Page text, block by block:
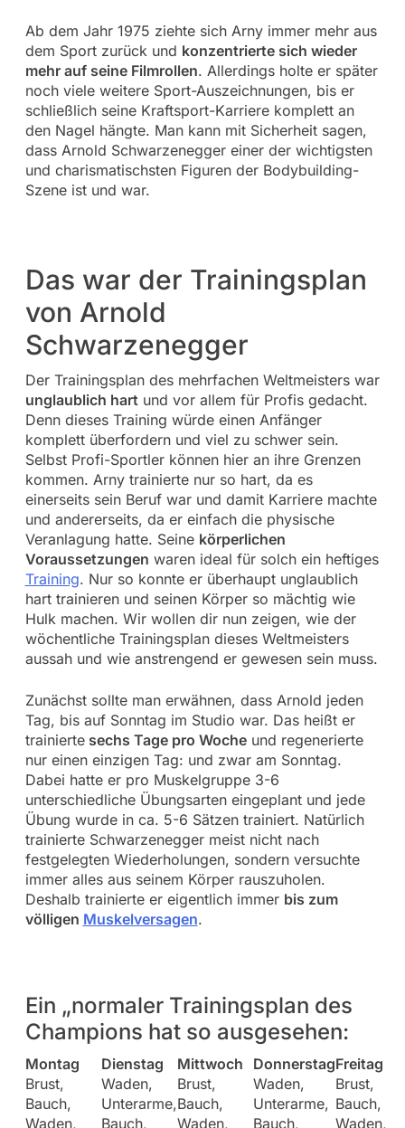
Ab dem Jahr 1975 ziehte sich Arny immer mehr aus
dem Sport zurück und konzentrierte sich wieder
mehr auf seine Filmrollen. Allerdings holte er später
noch viele weitere Sport-Auszeichnungen, bis er
schließlich seine Kraftsport-Karriere komplett an
den Nagel hängte. Man kann mit Sicherheit sagen,
dass Arnold Schwarzenegger einer der wichtigsten
und charismatischsten Figuren der Bodybuilding-
Szene ist und war.
Das war der Trainingsplan
von Arnold
Schwarzenegger
Der Trainingsplan des mehrfachen Weltmeisters war
unglaublich hartund vor allem für Profis gedacht.
Denn dieses Training würde einen Anfänger
komplett überfordern und viel zu schwer sein.
Selbst Profi-Sportler können hier an ihre Grenzen
kommen. Arny trainierte nur so hart, da es
einerseits sein Beruf war und damit Karriere machte
und andererseits, da er einfach die physische
Veranlagung hatte. Seine körperlichen
Voraussetzungen waren ideal für solch ein heftiges
Training. Nur so konnte er überhaupt unglaublich
hart trainieren und seinen Körper so mächtig wie
Hulk machen. Wir wollen dir nun zeigen, wie der
wöchentliche Trainingsplan dieses Weltmeisters
aussah und wie anstrengend er gewesen sein muss.
Zunächst sollte man erwähnen, dass Arnold jeden
Tag, bis auf Sonntag im Studio war. Das heißt er
trainiertesechs Tage pro Wocheund regenerierte
nur einen einzigen Tag: und zwar am Sonntag.
Dabei hatte er pro Muskelgruppe 3-6
unterschiedliche Übungsarten eingeplant und jede
Übung wurde in ca. 5-6 Sätzen trainiert. Natürlich
trainierte Schwarzenegger meist nicht nach
festgelegten Wiederholungen, sondern versuchte
immer alles aus seinem Körper rauszuholen.
Deshalb trainierte er eigentlich immer bis zum
völligen Muskelversagen.
Ein „normaler Trainingsplan des
Champions hat so ausgesehen:
Montag Dienstag Mittwoch DonnerstagFreitag
Brust,
Bauch,
Waden,
Waden,
Unterarme,
Bauch,
Brust,
Bauch,
Waden,
Waden,
Unterarme,
Bauch,
Brust,
Bauch,
Waden,